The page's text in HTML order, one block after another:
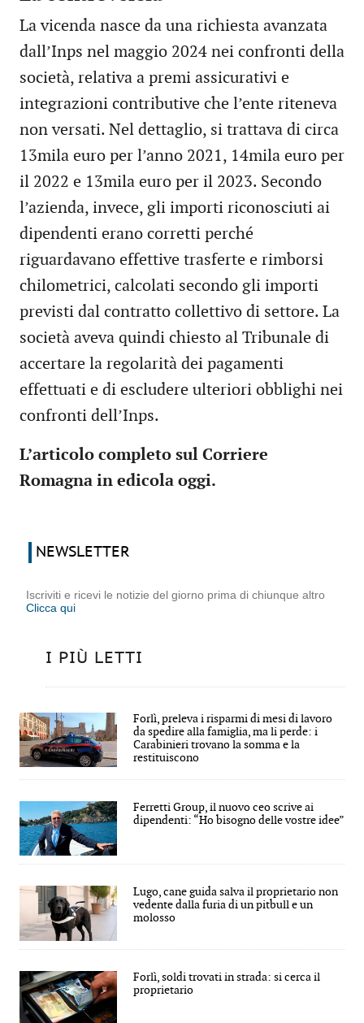
La vicenda nasce da una richiesta avanzata
dall’Inps nel maggio 2024 nei confronti della
società, relativa a premi assicurativi e
integrazioni contributive che l’ente riteneva
non versati. Nel dettaglio, si trattava di circa
13mila euro per l’anno 2021, 14mila euro per
il 2022 e 13mila euro per il 2023. Secondo
l’azienda, invece, gli importi riconosciuti ai
dipendenti erano corretti perché
riguardavano effettive trasferte e rimborsi
chilometrici, calcolati secondo gli importi
previsti dal contratto collettivo di settore. La
società aveva quindi chiesto al Tribunale di
accertare la regolarità dei pagamenti
effettuati e di escludere ulteriori obblighi nei
confronti dell’Inps.
L’articolo completo sul Corriere
Romagna in edicola oggi.
NEWSLETTER
Iscriviti e ricevi le notizie del giorno prima di chiunque altro
Clicca qui
I PIÙ LETTI
Forlì, preleva i risparmi di mesi di lavoro
da spedire alla famiglia, ma li perde: i
Carabinieri trovano la somma e la
restituiscono
Ferretti Group, il nuovo ceo scrive ai
dipendenti: “Ho bisogno delle vostre idee”
Lugo, cane guida salva il proprietario non
vedente dalla furia di un pitbull e un
molosso
Forlì, soldi trovati in strada: si cerca il
proprietario